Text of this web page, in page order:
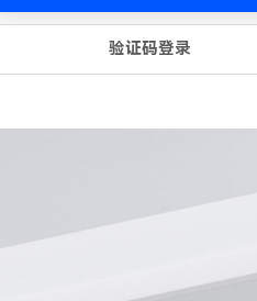
验证码登录